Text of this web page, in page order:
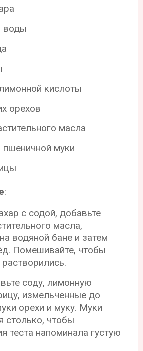
воды
кислоты
орехов
масла
пшеничной муки
:
с содой, добавьте
масла,
водяной бане и затем
Помешивайте, чтобы
соду, лимонную
измельченные до
орехи и муку. Муки
столько, чтобы
теста напоминала густую